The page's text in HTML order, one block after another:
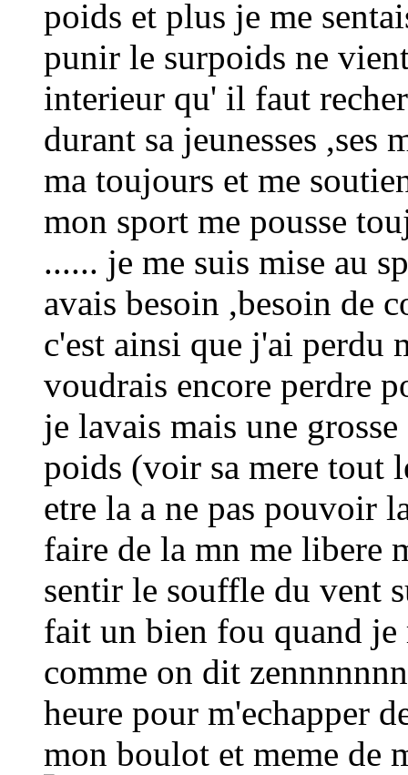
poids et plus je me
punir le surpoids ne
interieur qu' il faut
durant sa jeunesses ,ses
ma toujours et me
mon sport me pousse
...... je me suis mise au
avais besoin ,besoin de
c'est ainsi que j'ai perdu
voudrais encore perdre
je lavais mais une
poids (voir sa mere tout
etre la a ne pas pouvoir
faire de la mn me libere
sentir le souffle du vent
fait un bien fou quand je
comme on dit
heure pour m'echapper
mon boulot et meme de